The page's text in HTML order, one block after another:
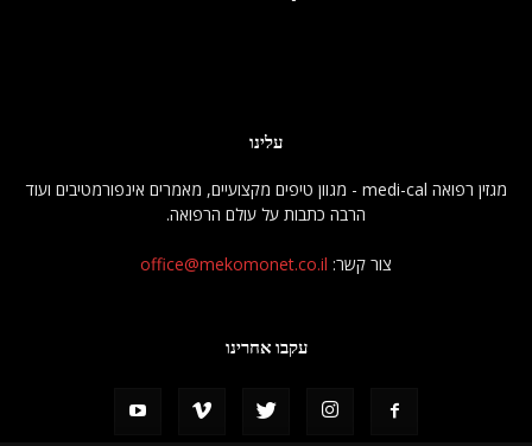
עלינו
מגזין רפואה medi-cal - מגוון טיפים מקצועיים, מאמרים אינפורמטיבים ועוד
הרבה כתבות על עולם הרפואה.
צור קשר: office@mekomonet.co.il
עקבו אחרינו